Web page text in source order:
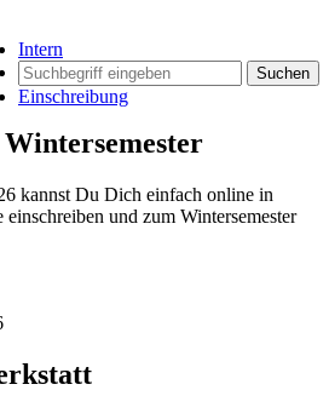
Intern
Suchen
Einschreibung
kannst Du Dich einfach online in
einschreiben und zum Wintersemester